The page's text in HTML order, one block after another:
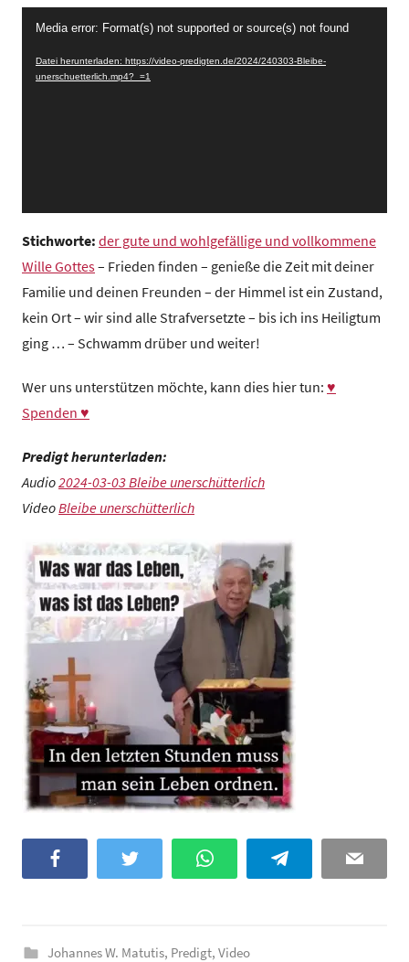
e
u
m
Video-
Media error: Format(s) not supported or source(s) not found
Datei herunterladen: https://video-predigten.de/2024/240303-Bleibe-
unerschuetterlich.mp4?_=1
Stichworte: der gute und wohlgefällige und vollkommene
Wille Gottes– Frieden finden – genieße die Zeit mit deiner
Familie und deinen Freunden – der Himmel ist ein Zustand,
kein Ort – wir sind alle Strafversetzte – bis ich ins Heiligtum
ging … – Schwamm drüber und weiter!
Wer uns unterstützen möchte, kann dies hier tun: ♥
Spenden ♥
Predigt herunterladen:
Audio2024-03-03 Bleibe unerschütterlich
VideoBleibe unerschütterlich
Twitter WhatsApp Telegram Email
Johannes W. Matutis, Predigt, Video